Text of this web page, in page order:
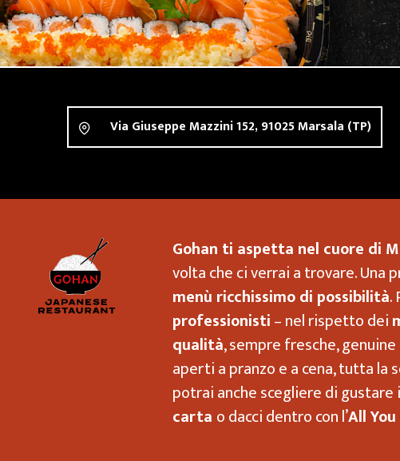
Via Giuseppe Mazzini 152,91025Marsala (TP)
Ristorante Gohan Marsala
Gohan ti aspetta nel cuore di
volta che ci verrai a trovare. Una
menù ricchissimo di possibilità.
professionisti– nel rispetto dei
qualità, sempre fresche,
aperti a pranzo e a cena, tutta la
potrai anche scegliere di gustare
carta o dacci dentro con l’All